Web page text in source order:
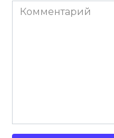
Комментарий